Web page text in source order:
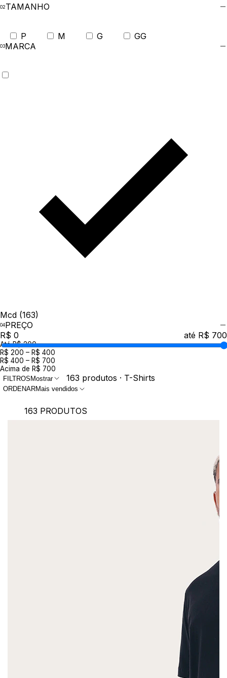
TAMANHO
P M G
GG
MARCA
Mcd (163)
PREÇO
R$ 0
até R$ 700
Até R$ 200
R$ 200 – R$ 400
R$ 400 – R$ 700
Acima de R$ 700
FILTROS Mostrar 163 produtos · T-Shirts
ORDENARMais vendidos
163 PRODUTOS